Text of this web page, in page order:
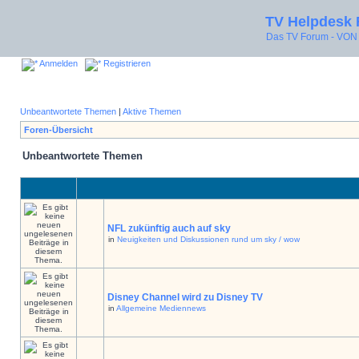
TV Helpdesk
Das TV Forum -
Anmelden Registrieren
Unbeantwortete Themen | Aktive Themen
Foren-Übersicht
Unbeantwortete Themen
NFL zukünftig auch auf sky
in Neuigkeiten und Diskussionen rund um sky / wow
Disney Channel wird zu Disney TV
in Allgemeine Mediennews